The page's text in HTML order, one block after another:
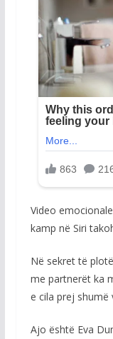
Video
kamp në Siri
Në sekret të
me partnerët ka
e cila prej shumë
Ajo është Eva